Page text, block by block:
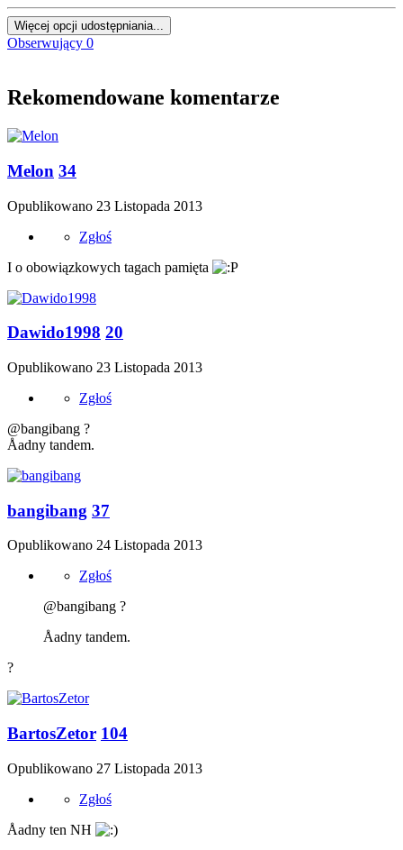
Więcej opcji udostępniania...
Obserwujący 0
Rekomendowane komentarze
Melon 34
Opublikowano 23 Listopada 2013
Zgłoś
I o obowiązkowych tagach pamięta
Dawido1998 20
Opublikowano 23 Listopada 2013
Zgłoś
@bangibang ?
Åadny tandem.
bangibang 37
Opublikowano 24 Listopada 2013
Zgłoś
@bangibang ?
Åadny tandem.
?
BartosZetor 104
Opublikowano 27 Listopada 2013
Zgłoś
Åadny ten NH